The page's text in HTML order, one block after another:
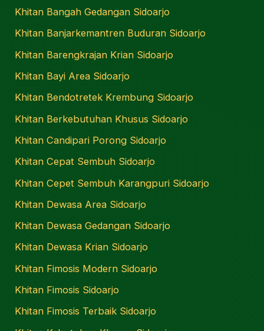
Khitan Bangah Gedangan Sidoarjo
Khitan Banjarkemantren Buduran Sidoarjo
Khitan Barengkrajan Krian Sidoarjo
Khitan Bayi Area Sidoarjo
Khitan Bendotretek Krembung Sidoarjo
Khitan Berkebutuhan Khusus Sidoarjo
Khitan Candipari Porong Sidoarjo
Khitan Cepat Sembuh Sidoarjo
Khitan Cepet Sembuh Karangpuri Sidoarjo
Khitan Dewasa Area Sidoarjo
Khitan Dewasa Gedangan Sidoarjo
Khitan Dewasa Krian Sidoarjo
Khitan Fimosis Modern Sidoarjo
Khitan Fimosis Sidoarjo
Khitan Fimosis Terbaik Sidoarjo